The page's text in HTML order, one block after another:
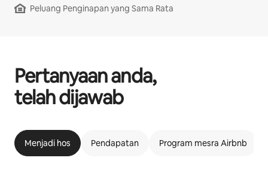
Peluang Penginapan yang Sama Rata
Pertanyaan anda,
telah dijawab
Menjadi hos Pendapatan Program mesra Airbnb